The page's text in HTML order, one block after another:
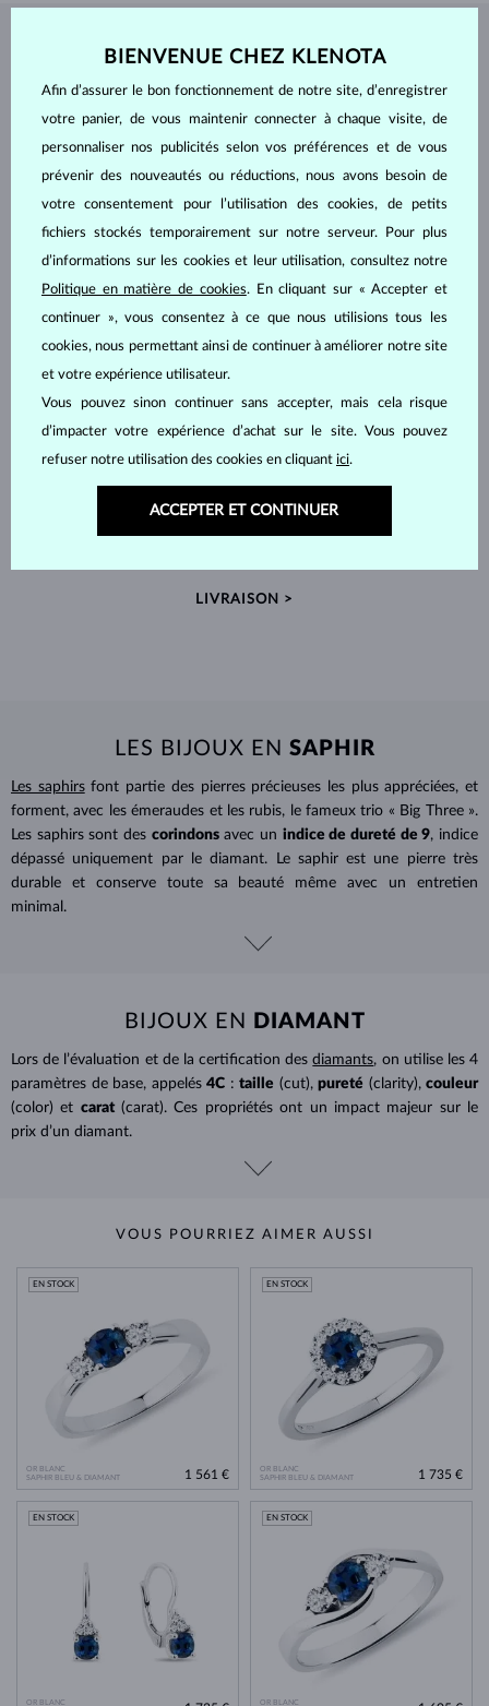
BIJOUX DEL'ATELIER KLENOTA
Chaque pièce est fabriquée à la main dans notre atelier en
LIVRAISON >
LES BIJOUX EN SAPHIR
Les saphirsfont partie des pierres précieuses les plus appréciées, et
forment, avec les émeraudes et les rubis, le fameux trio « Big Three ».
Les saphirs sont des corindons avec un indice de dureté de 9, indice
dépassé uniquement par le diamant. Le saphir est une pierre très
durable et conserve toute sa beauté même avec un entretien
minimal.
BIJOUX EN DIAMANT
Lors de l’évaluation et de la certification desdiamants, on utilise les 4
paramètres de base, appelés 4C : taille (cut), pureté (clarity), couleur
(color) et carat (carat). Ces propriétés ont un impact majeur sur le
prix d’un diamant.
VOUS POURRIEZ AIMER AUSSI
OR BLANC
SAPHIR BLEU & DIAMANT
EN STOCK
1 561 €
OR BLANC
SAPHIR BLEU & DIAMANT
EN STOCK
1 735 €
OR BLANC
EN STOCK
OR BLANC
EN STOCK
BIENVENUE CHEZ KLENOTA
Afin d’assurer le bon fonctionnement de notre site, d’enregistrer
votre panier, de vous maintenir connecter à chaque visite, de
personnaliser nos publicités selon vos préférences et de vous
prévenir des nouveautés ou réductions, nous avons besoin de
votre consentement pour l’utilisation des cookies, de petits
fichiers stockés temporairement sur notre serveur. Pour plus
d’informations sur les cookies et leur utilisation, consultez notre
Politique en matière de cookies. En cliquant sur « Accepter et
continuer », vous consentez à ce que nous utilisions tous les
cookies, nous permettant ainsi de continuer à améliorer notre site
et votre expérience utilisateur.
Vous pouvez sinon continuer sans accepter, mais cela risque
d’impacter votre expérience d’achat sur le site. Vous pouvez
refuser notre utilisation des cookies en cliquant ici.
ACCEPTER ET CONTINUER